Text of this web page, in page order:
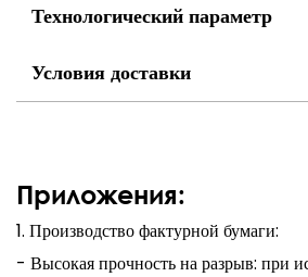
Технологический параметр
Условия доставки
Приложения:
1. Производство фактурной бумаги:
- Высокая прочность на разрыв: при